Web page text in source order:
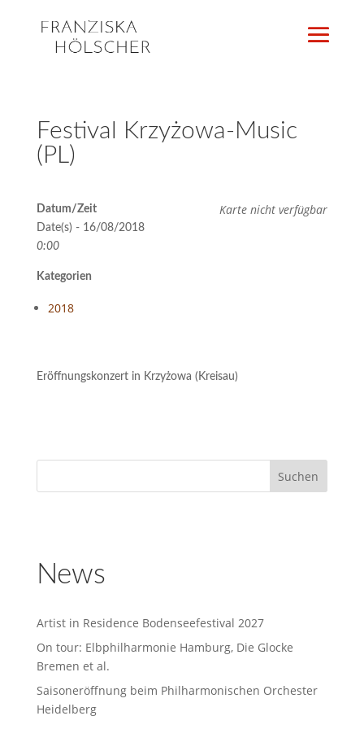
Festival Krzyżowa-Music
(PL)
Karte nicht verfügbar
Datum/Zeit
Date(s) - 16/08/2018
0:00
Kategorien
2018
Eröffnungskonzert in Krzyżowa (Kreisau)
News
Artist in Residence Bodenseefestival 2027
On tour: Elbphilharmonie Hamburg, Die Glocke
Bremen et al.
Saisoneröffnung beim Philharmonischen Orchester
Heidelberg